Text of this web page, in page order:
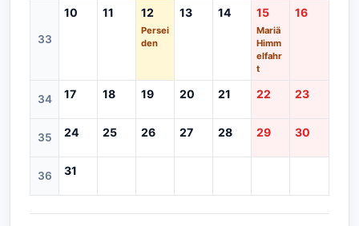
33
10 11 12
Persei
den
13 14 15
Mariä
Himm
elfahr
t
16
34 17 18 19 20 21 22 23
35 24 25 26 27 28 29 30
36 31